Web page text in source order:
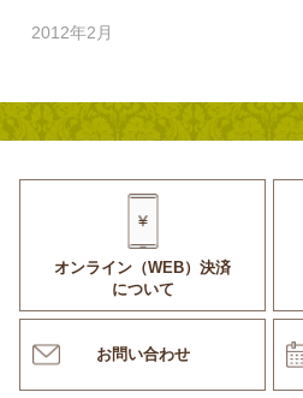
2012年2月
オンライン（WEB）決済
について
お問い合わせ